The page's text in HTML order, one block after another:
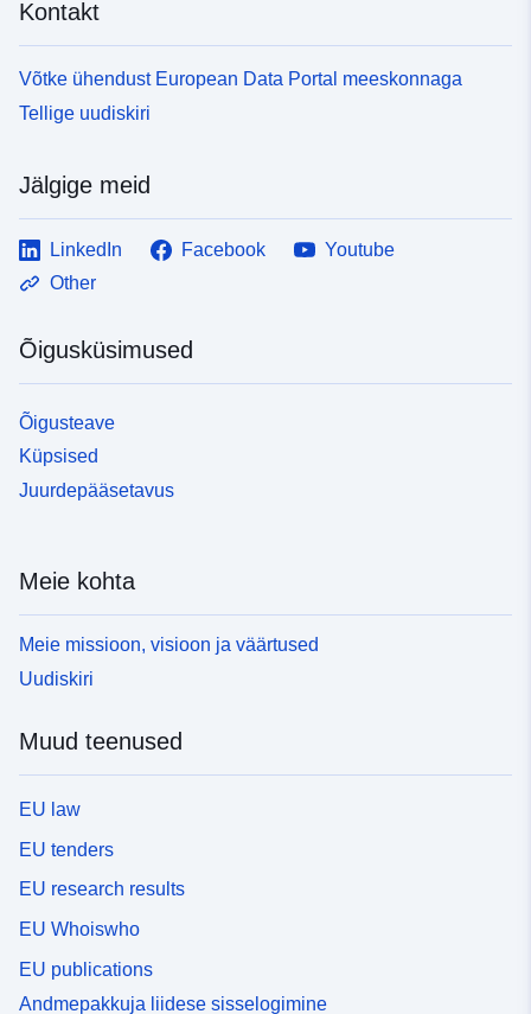
Kontakt
Võtke ühendust European Data Portal meeskonnaga
Tellige uudiskiri
Jälgige meid
LinkedIn Facebook
Youtube
Other
Õigusküsimused
Õigusteave
Küpsised
Juurdepääsetavus
Meie kohta
Meie missioon, visioon ja väärtused
Uudiskiri
Muud teenused
EU law
EU tenders
EU research results
EU Whoiswho
EU publications
Andmepakkuja liidese sisselogimine